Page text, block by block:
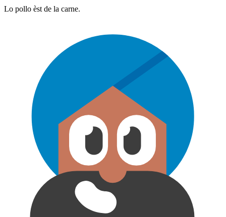
Lo pollo èst de la carne.